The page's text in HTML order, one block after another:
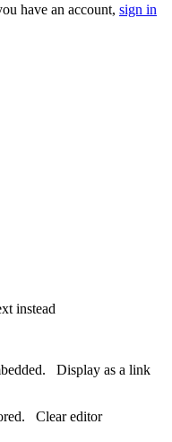
have an account, sign in
instead
Display as a link
Clear editor